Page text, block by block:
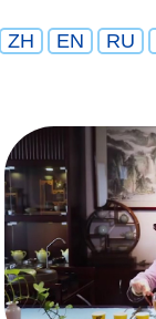
ZH EN RU